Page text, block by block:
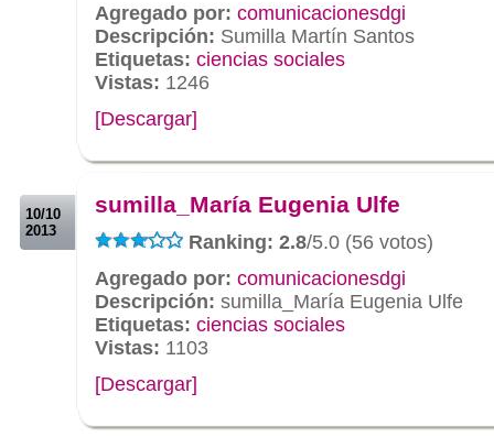
Agregado por: comunicacionesdgi
Descripción: Sumilla Martín Santos
Etiquetas: ciencias sociales
Vistas: 1246
[Descargar]
10/10
2013
sumilla_María Eugenia Ulfe
Ranking: 2.8/5.0 (56 votos)
Agregado por: comunicacionesdgi
Descripción: sumilla_María Eugenia Ulfe
Etiquetas: ciencias sociales
Vistas: 1103
[Descargar]